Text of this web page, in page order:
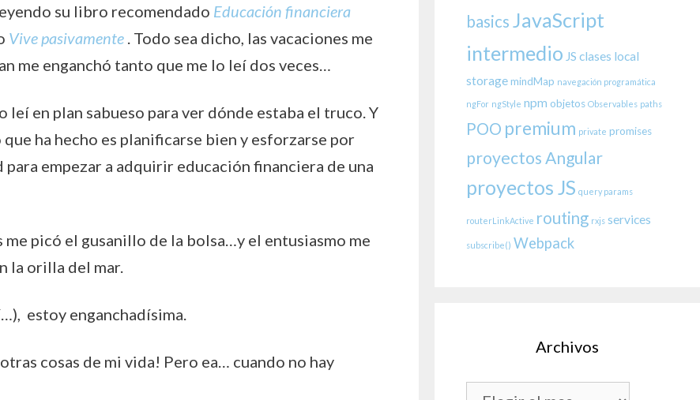
su libro recomendado Educación financiera
Vive pasivamente . Todo sea dicho, las vacaciones me
me enganchó tanto que me lo leí dos veces…
leí en plan sabueso para ver dónde estaba el truco. Y
ha hecho es planificarse bien y esforzarse por
empezar a adquirir educación financiera de una
picó el gusanillo de la bolsa…y el entusiasmo me
la orilla del mar.
estoy enganchadísima.
cosas de mi vida! Pero ea… cuando no hay
basics JavaScript
intermedio JS clases local
storagemindMap navegación programática
ngFor ngStyle npm objetos Observables paths
POO premium private promises
proyectos Angular
proyectos JS query params
routerLinkActive routing rxjs services
subscribe() Webpack
Archivos